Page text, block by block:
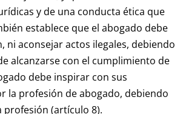
y de una conducta ética que
establece que el abogado debe
ni aconsejar actos ilegales, debiendo
alcanzarse con el cumplimiento de
debe inspirar con sus
la profesión de abogado, debiendo
(artículo 8).